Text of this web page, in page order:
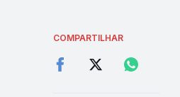
COMPARTILHAR